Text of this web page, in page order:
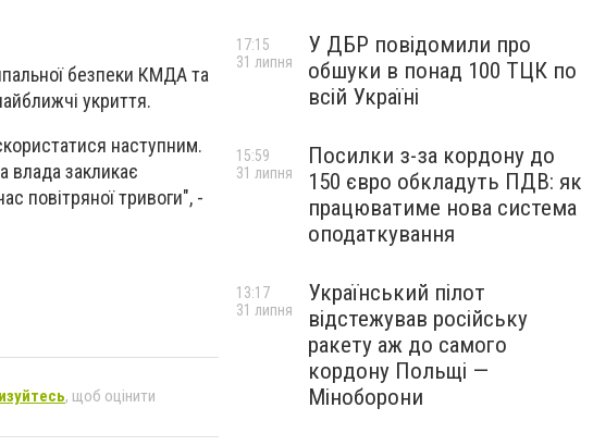
безпеки КМДА та
укриття.
наступним.
влада закликає
повітряної тривоги", -
, щоб оцінити
У ДБР повідомили про
обшуки в понад 100 ТЦК по
всій Україні
17:15
31 липня
Посилки з-за кордону до
150 євро обкладуть ПДВ: як
працюватиме нова система
оподаткування
15:59
31 липня
Український пілот
відстежував російську
ракету аж до самого
кордону Польщі —
Міноборони
13:17
31 липня